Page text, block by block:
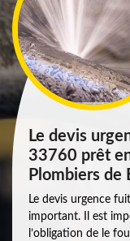
Le devis
33760 prêt
Plombiers de
Le devis urgence
important. Il est
l’obligation de le